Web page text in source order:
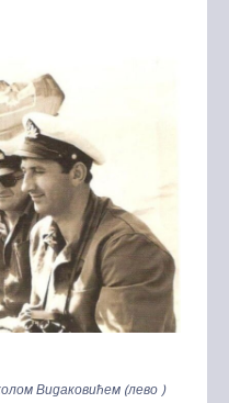
Видаковићем (лево )